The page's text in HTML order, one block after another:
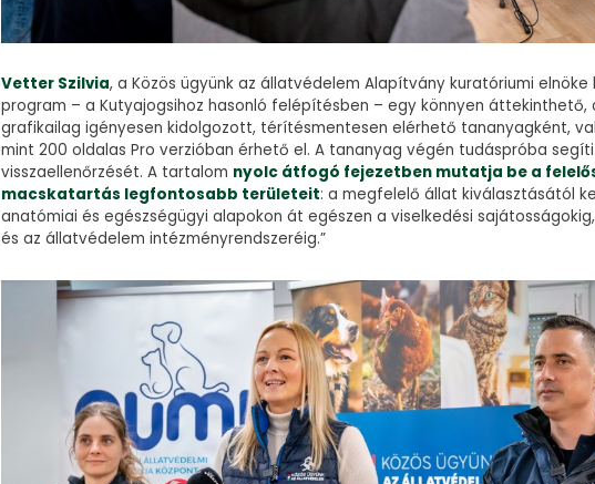
Vetter Szilvia, a Közös ügyünk az állatvédelem Alapítvány kuratóriumi elnöke
program – a Kutyajogsihoz hasonló felépítésben – egy könnyen áttekinthető,
grafikailag igényesen kidolgozott, térítésmentesen elérhető tananyagként,
mint 200 oldalas Pro verzióban érhető el. A tananyag végén tudáspróba
visszaellenőrzését. A tartalom nyolc átfogó fejezetben mutatja be a
macskatartás legfontosabb területeit: a megfelelő állat kiválasztásától
anatómiai és egészségügyi alapokon át egészen a viselkedési
és az állatvédelem intézményrendszeréig.”